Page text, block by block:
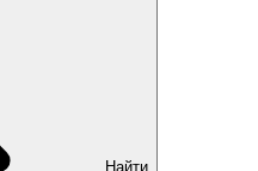
Найти